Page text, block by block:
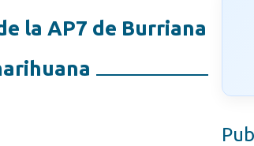
la AP7 de Burriana